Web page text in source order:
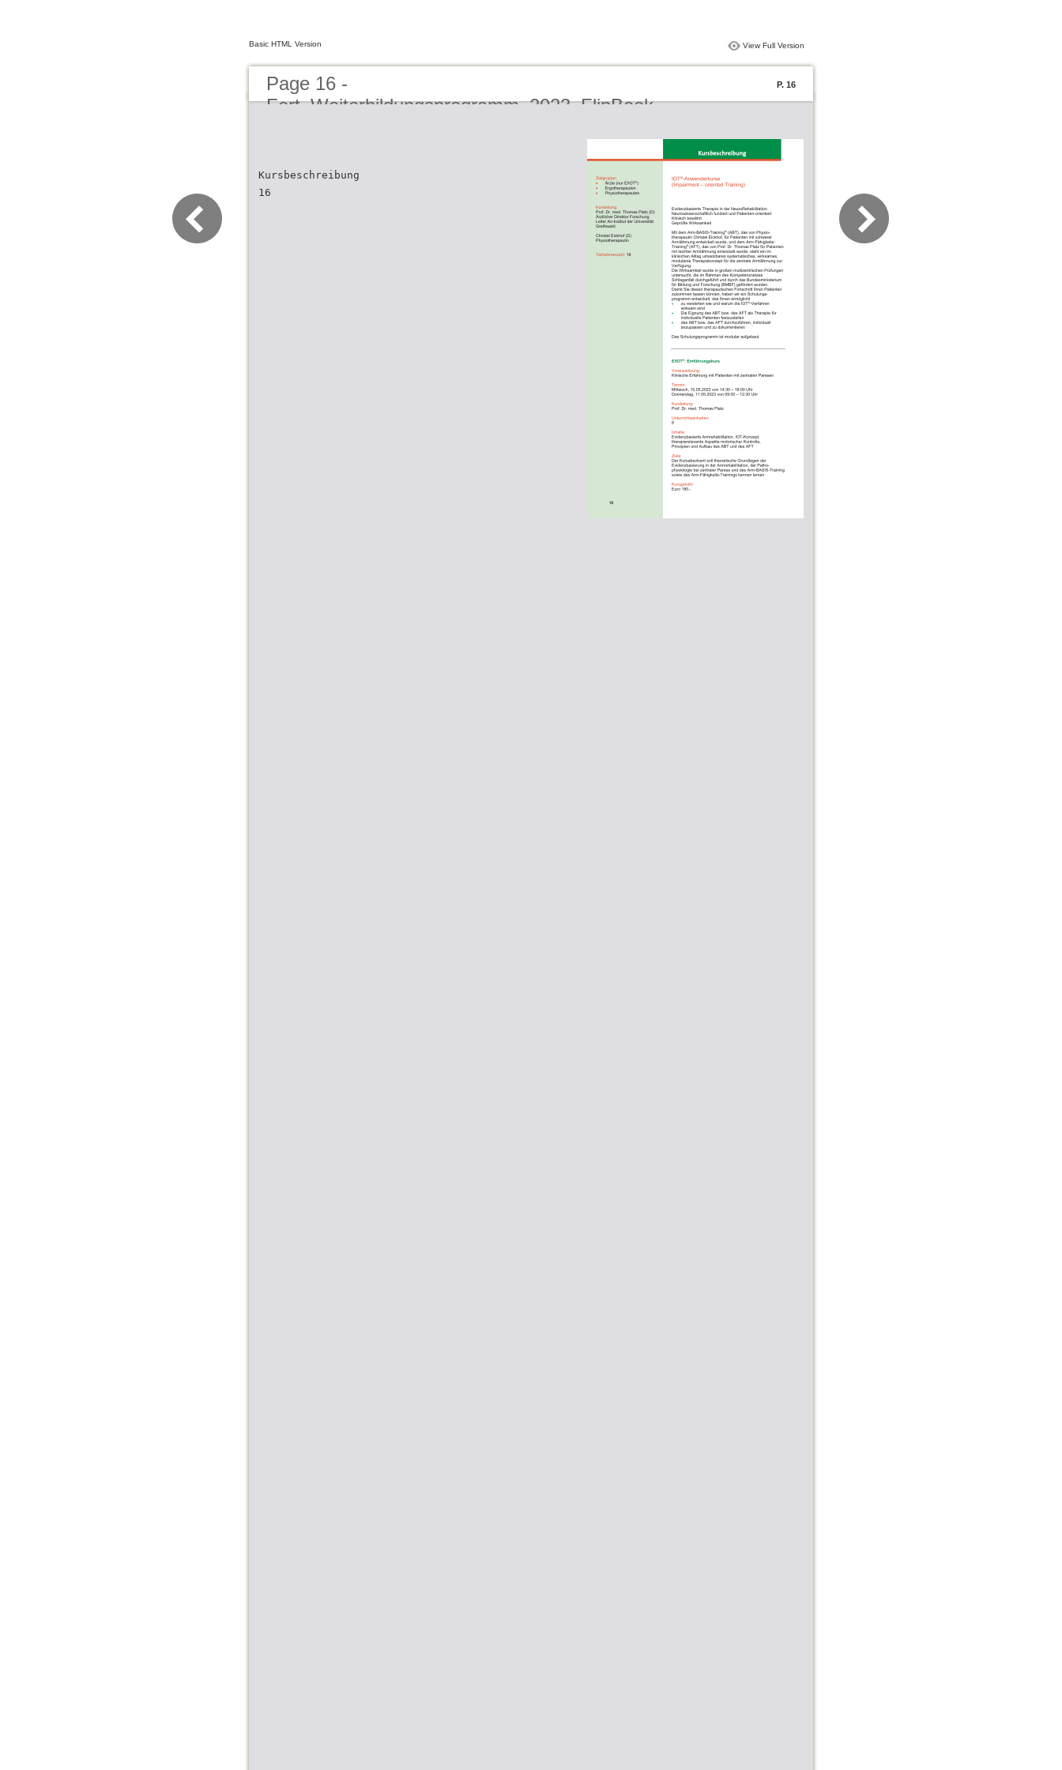
Basic HTML Version View Full Version
Page 16 -
Fort_Weiterbildungsprogramm_2023_FlipBook
P. 16
Kursbeschreibung
16